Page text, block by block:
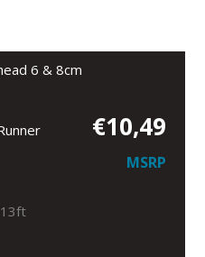
6 & 8cm
€10,49
MSRP